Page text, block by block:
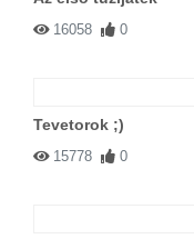
16058 0
Tevetorok ;)
15778 0